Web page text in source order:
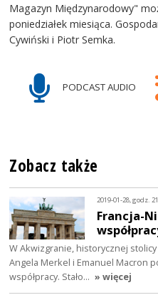
Magazyn Międzynarodowy"
poniedziałek miesiąca.
Cywiński i Piotr Semka.
PODCAST AUDIO
Zobacz także
2019-01-28, godz.
Francja-
W Akwizgranie, historycznej
Angela Merkel i Emanuel Macron
współpracy. Stało… » więcej